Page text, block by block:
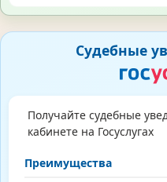
Судебные
Получайте судебные
кабинете на Госуслугах
Преимущества